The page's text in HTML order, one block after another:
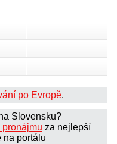
po Evropě.
Slovensku?
za nejlepší
na portálu